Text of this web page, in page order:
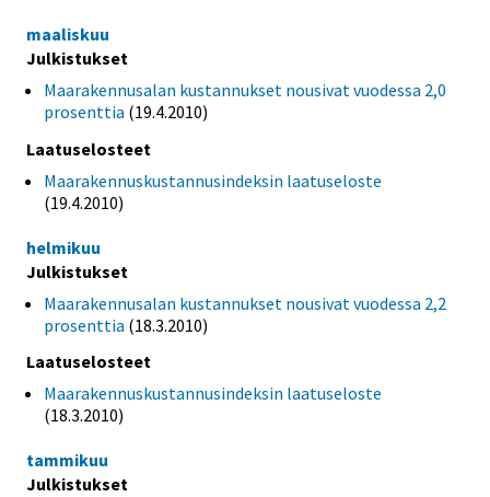
maaliskuu
Julkistukset
Maarakennusalan kustannukset nousivat vuodessa 2,0
prosenttia (19.4.2010)
Laatuselosteet
Maarakennuskustannusindeksin laatuseloste
(19.4.2010)
helmikuu
Julkistukset
Maarakennusalan kustannukset nousivat vuodessa 2,2
prosenttia (18.3.2010)
Laatuselosteet
Maarakennuskustannusindeksin laatuseloste
(18.3.2010)
tammikuu
Julkistukset